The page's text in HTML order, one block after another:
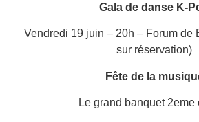
Gala de danse K-
Vendredi 19 juin – 20h – Forum de
sur réservation)
Fête de la
Le grand banquet 2eme